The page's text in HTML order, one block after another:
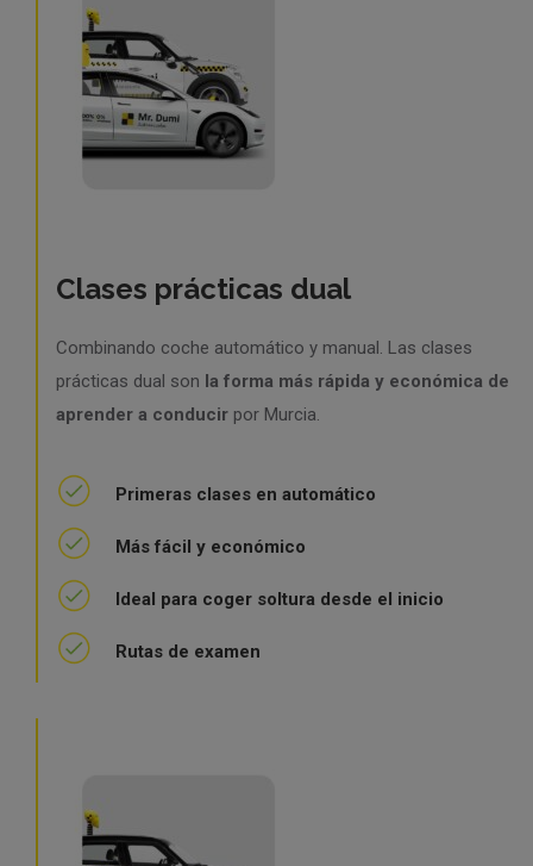
Clases prácticas dual
Combinando coche automático y manual. Las clases
prácticas dual son la forma más rápida y económica de
aprender a conducir por Murcia.
Primeras clases en automático
Más fácil y económico
Ideal para coger soltura desde el inicio
Rutas de examen